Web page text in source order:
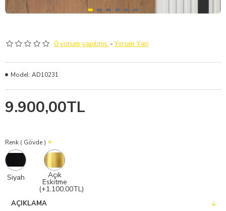
0 yorum yapılmış. -Yorum Yap
9.900,00TL
Model: AD10231
Renk ( Gövde )
Siyah Açık
Eskitme
(+1.100,00TL)
AÇIKLAMA